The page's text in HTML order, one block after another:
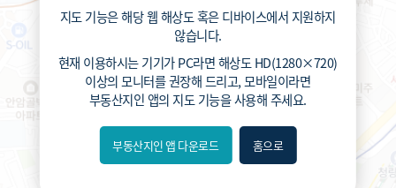
35년이상
지도 기능은 해당 웹 해상도 혹은 디바이스에서 지원하지
않습니다.
현재 이용하시는 기기가PC라면 해상도 HD(1280×720)
이상의 모니터를 권장해 드리고, 모바일이라면
부동산지인 앱의 지도 기능을 사용해 주세요.
부동산지인 앱 다운로드 홈으로